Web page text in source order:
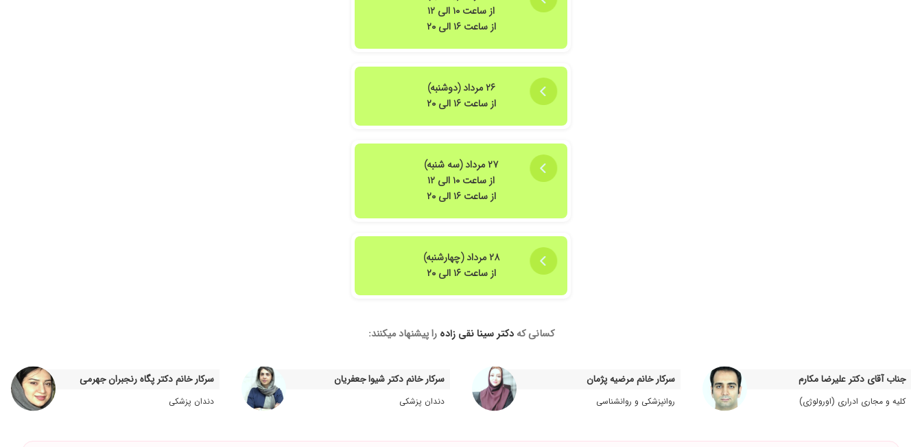
از ساعت ۱۰ الی ۱۲
از ساعت ۱۶ الی ۲۰
۲۶ مرداد (دوشنبه)
از ساعت ۱۶ الی ۲۰
۲۷ مرداد (سه شنبه)
از ساعت ۱۰ الی ۱۲
از ساعت ۱۶ الی ۲۰
۲۸ مرداد (چهارشنبه)
از ساعت ۱۶ الی ۲۰
کسانی کهدکتر سینا نقی زاده را پیشنهاد میکنند:
جناب آقای دکتر علیرضا مکارم
کلیه و مجاری ادراری (اورولوژی)
سرکار خانم مرضیه پژمان
روانپزشکی و روانشناسی
سرکار خانم دکتر شیوا جعفریان
دندان پزشکی
سرکار خانم دکتر پگاه رنجبران جهرمی
دندان پزشکی